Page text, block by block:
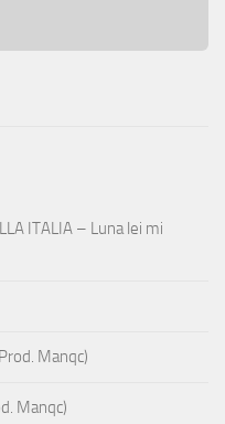
ITALIA – Luna lei mi
Manqc)
Manqc)